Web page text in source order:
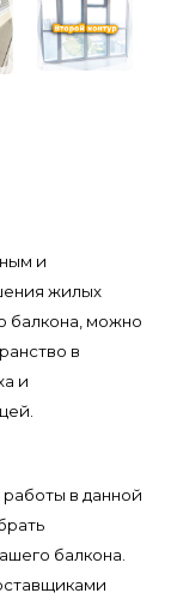
и
жилых
балкона, можно
в
и
в данной
балкона.